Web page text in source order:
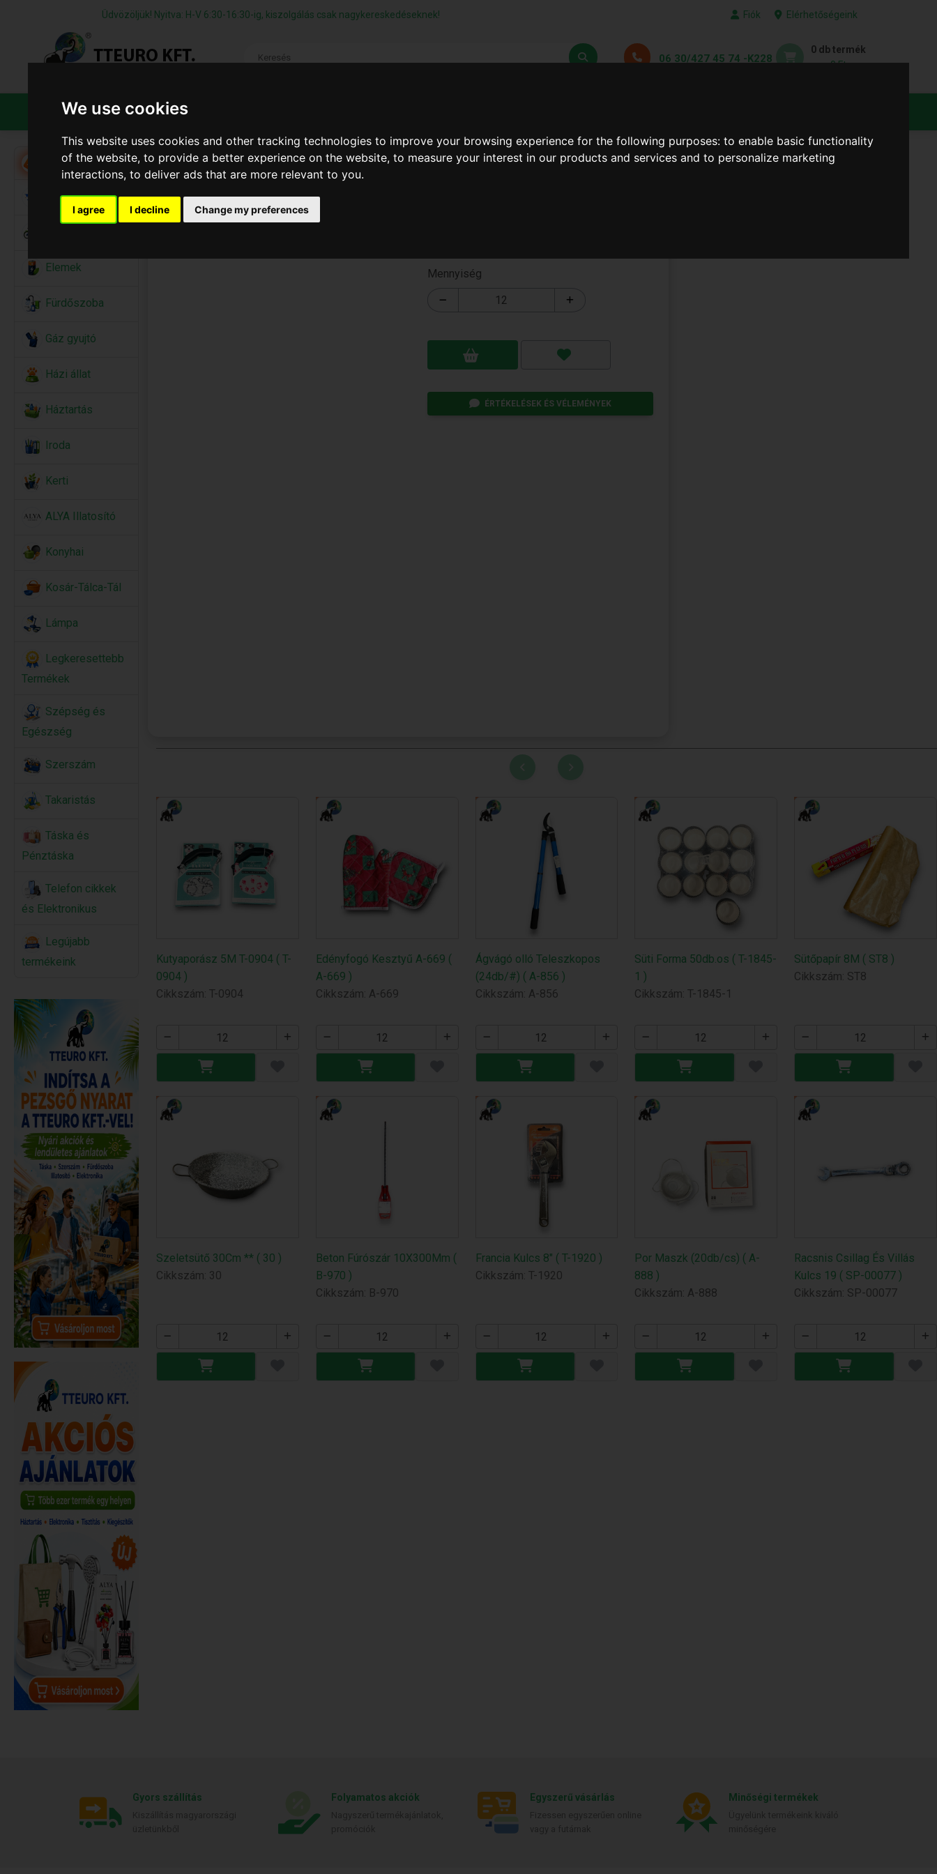
We use cookies
This website uses cookies and other tracking technologies to improve your browsing experience for the following purposes:to enable basic functionality
of the website,to provide a better experience on the website,to measure your interest in our products and services and to personalize marketing
interactions,to deliver ads that are more relevant to you.
I agree I decline Change my preferences
Üdvözöljük! Nyitva: H-V 6:30-16:30-ig, kiszolgálás csak nagykereskedéseknek! Fiók Elérhetőségeink
06 30/427 45 74 -K228
0 db termék
0 Ft
TERMÉKEK
Akció
Alkalmi Kellékek
Elemek
Fürdőszoba
Gáz gyujtó
Házi állat
Háztartás
Iroda
Kerti
ALYA Illatosító
Konyhai
Kosár-Tálca-Tál
Lámpa
Legkeresettebb
Termékek
Szépség és
Egészség
Szerszám
Takaristás
Táska és
Pénztáska
Telefon cikkek
és Elektronikus
Legújabb
termékeink
Mennyiség
ÉRTÉKELÉSEK ÉS VÉLEMÉNYEK
Kutyaporász 5M T-0904 ( T-
0904 )
Cikkszám: T-0904
Edényfogó Kesztyű A-669 (
A-669 )
Cikkszám: A-669
Ágvágó olló Teleszkopos
(24db/#) ( A-856 )
Cikkszám: A-856
Süti Forma 50db.os ( T-1845-
1 )
Cikkszám: T-1845-1
Sütőpapír 8M ( ST8 )
Cikkszám: ST8
Szeletsütő 30Cm ** ( 30 )
Cikkszám: 30
Beton Fúrószár 10X300Mm (
B-970 )
Cikkszám: B-970
Francia Kulcs 8" ( T-1920 )
Cikkszám: T-1920
Por Maszk (20db/cs) ( A-
888 )
Cikkszám: A-888
Racsnis Csillag És Villás
Kulcs 19 ( SP-00077 )
Cikkszám: SP-00077
Gyors szállítás Folyamatos akciók Egyszerű vásárlás Minőségi termékek